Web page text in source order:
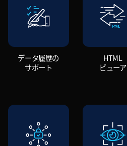
データ履歴の
サポート
HTML
ビューア